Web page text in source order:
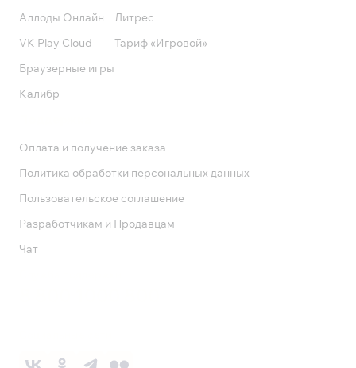
Аллоды Онлайн
VK Play Cloud
Браузерные игры
Калибр
Литрес
Тариф «Игровой»
Оплата и получение заказа
Политика обработки персональных данных
Пользовательское соглашение
Разработчикам и Продавцам
Чат